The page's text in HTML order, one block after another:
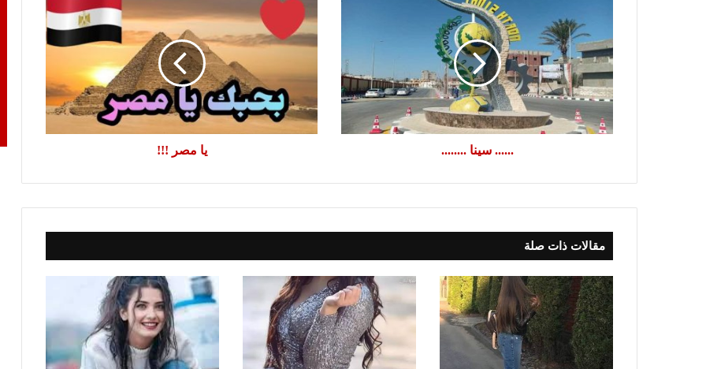
........
...... سينا ........
مصر
!!!
يا مصر !!!
مقالات ذات صلة